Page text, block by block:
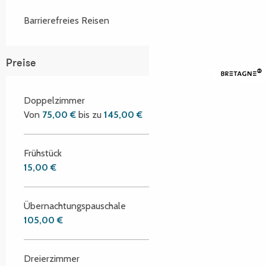
Barrierefreies Reisen
Preise
Doppelzimmer
Von 75,00 € bis zu 145,00 €
Frühstück
15,00 €
Übernachtungspauschale
105,00 €
Dreierzimmer